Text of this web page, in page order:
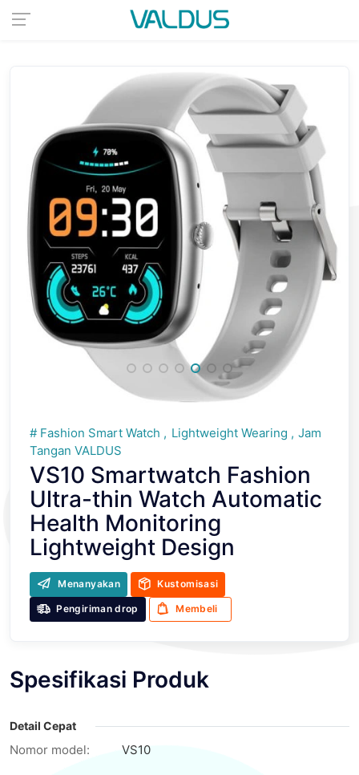
Fashion Smart Watch Lightweight Wearing
Jam
Tangan VALDUS
VS10 Smartwatch Fashion
Ultra-thin Watch Automatic
Health Monitoring
Lightweight Design
Menanyakan Kustomisasi
Pengiriman drop Membeli
Spesifikasi Produk
Detail Cepat
Nomor model: VS10